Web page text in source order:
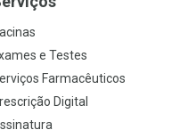
e Testes
Farmacêuticos
Digital